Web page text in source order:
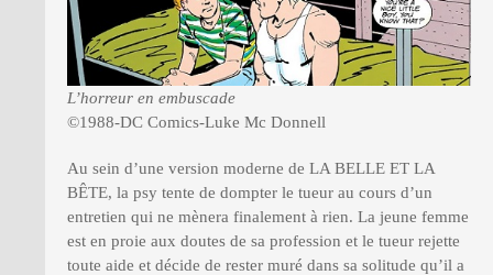
L’horreur en embuscade
©1988-DC Comics-Luke Mc Donnell
Au sein d’une version moderne de LA BELLE ET LA
BÊTE, la psy tente de dompter le tueur au cours d’un
entretien qui ne mènera finalement à rien. La jeune femme
est en proie aux doutes de sa profession et le tueur rejette
toute aide et décide de rester muré dans sa solitude qu’il a